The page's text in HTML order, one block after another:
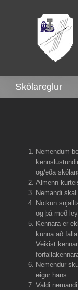
Skólareglur
Nemendum
og/eða
Almenn
Nemandi
Notkun
og þá með
Kennara er
kunna að
Veikist
Nemendur
eigur hans.
Valdi